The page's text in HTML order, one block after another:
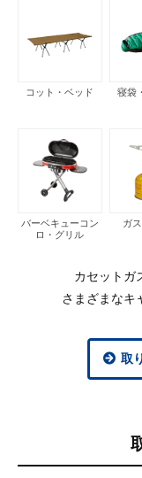
コット・ベッド 寝袋
バーベキューコン
ロ・グリル
ガ
カセットガ
さまざまなキ
取